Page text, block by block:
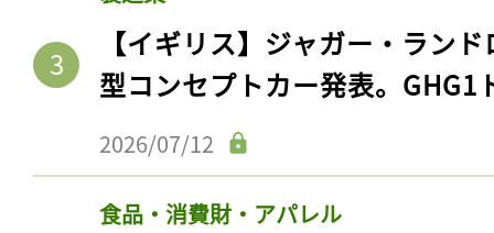
【イギリス】ジャガー・ラン
型コンセプトカー発表。GHG1
2026/07/12
食品・消費財・アパレル